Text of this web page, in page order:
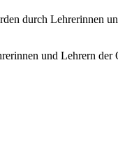
durch Lehrerinnen
und Lehrern